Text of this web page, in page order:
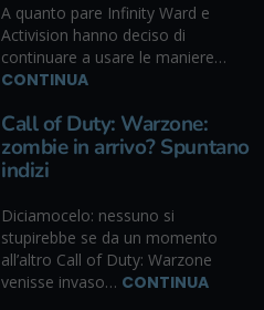
A quanto pare Infinity Ward e
Activision hanno deciso di
continuare a usare le maniere…
CONTINUA
Call of Duty: Warzone:
zombie in arrivo? Spuntano
indizi
Diciamocelo: nessuno si
stupirebbe se da un momento
all’altro Call of Duty: Warzone
venisse invaso… CONTINUA